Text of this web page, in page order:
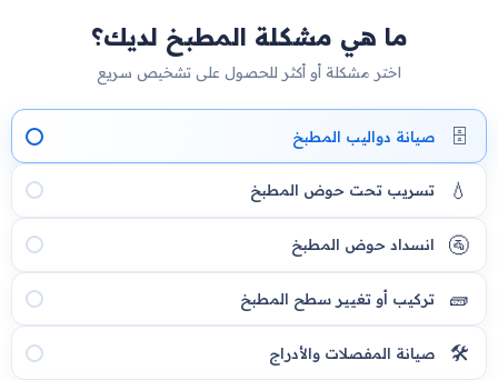
ما هي مشكلة المطبخ لديك؟
اختر مشكلة أو أكثر للحصول على تشخيص سريع
صيانة دواليب المطبخ 🗄️
تسريب تحت حوض المطبخ 💧
انسداد حوض المطبخ 🚰
تركيب أو تغيير سطح المطبخ 🧱
صيانة المفصلات والأدراج 🛠️